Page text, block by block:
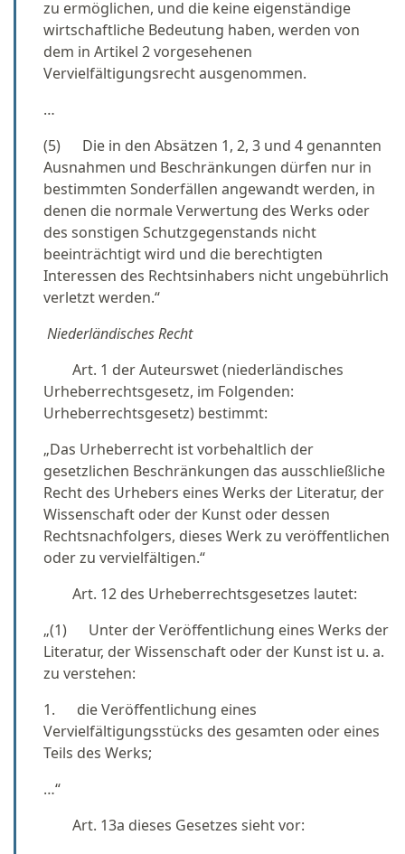
zu ermöglichen, und die keine eigenständige
wirtschaftliche Bedeutung haben, werden von
dem in Artikel 2 vorgesehenen
Vervielfältigungsrecht ausgenommen.
…
(5) Die in den Absätzen 1, 2, 3 und 4 genannten
Ausnahmen und Beschränkungen dürfen nur in
bestimmten Sonderfällen angewandt werden, in
denen die normale Verwertung des Werks oder
des sonstigen Schutzgegenstands nicht
beeinträchtigt wird und die berechtigten
Interessen des Rechtsinhabers nicht ungebührlich
verletzt werden.“
Niederländisches Recht
Art. 1 der Auteurswet (niederländisches
Urheberrechtsgesetz, im Folgenden:
Urheberrechtsgesetz) bestimmt:
„Das Urheberrecht ist vorbehaltlich der
gesetzlichen Beschränkungen das ausschließliche
Recht des Urhebers eines Werks der Literatur, der
Wissenschaft oder der Kunst oder dessen
Rechtsnachfolgers, dieses Werk zu veröffentlichen
oder zu vervielfältigen.“
Art. 12 des Urheberrechtsgesetzes lautet:
„(1) Unter der Veröffentlichung eines Werks der
Literatur, der Wissenschaft oder der Kunst ist u. a.
zu verstehen:
1. die Veröffentlichung eines
Vervielfältigungsstücks des gesamten oder eines
Teils des Werks;
…“
Art. 13a dieses Gesetzes sieht vor: